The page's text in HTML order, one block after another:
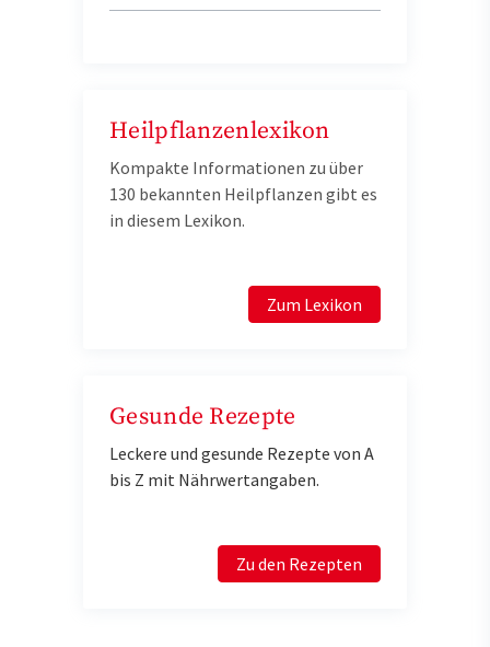
Heilpflanzenlexikon
Kompakte Informationen zu über
130 bekannten Heilpflanzen gibt es
in diesem Lexikon.
Zum Lexikon
Gesunde Rezepte
Leckere und gesunde Rezepte von A
bis Z mit Nährwertangaben.
Zu den Rezepten